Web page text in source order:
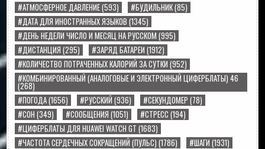
#АТМОСФЕРНОЕ ДАВЛЕНИЕ(593) #БУДИЛЬНИК(85)
#ДАТА ДЛЯ ИНОСТРАННЫХ ЯЗЫКОВ (1345)
#ДЕНЬ НЕДЕЛИ ЧИСЛО И МЕСЯЦ НА РУССКОМ (995)
#ДИСТАНЦИЯ (295) #ЗАРЯД БАТАРЕИ (1912)
#КОЛИЧЕСТВО ПОТРАЧЕННЫХ КАЛОРИЙ ЗА СУТКИ (952)
#КОМБИНИРОВАННЫЙ (АНАЛОГОВЫЕ И ЭЛЕКТРОННЫЙ ЦИФЕРБЛАТЫ) 46
(268)
#ПОГОДА(1656) #РУССКИЙ (936) #СЕКУНДОМЕР (78)
#СОН (349) #СООБЩЕНИЯ (1051) #СТРЕСС (194)
#ЦИФЕРБЛАТЫ ДЛЯ HUAWEI WATCH GT (1683)
#ЧАСТОТА СЕРДЕЧНЫХ СОКРАЩЕНИЙ (ПУЛЬС) (1786) #ШАГИ (1931)